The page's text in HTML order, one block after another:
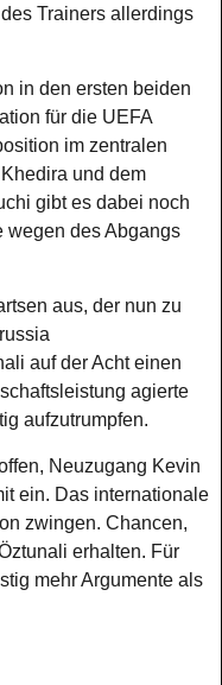
Trainers allerdings
in den ersten beiden
für die UEFA
im zentralen
und dem
gibt es dabei noch
wegen des Abgangs
aus, der nun zu
auf der Acht einen
agierte
aufzutrumpfen.
Neuzugang Kevin
ein. Das internationale
zwingen. Chancen,
erhalten. Für
mehr Argumente als